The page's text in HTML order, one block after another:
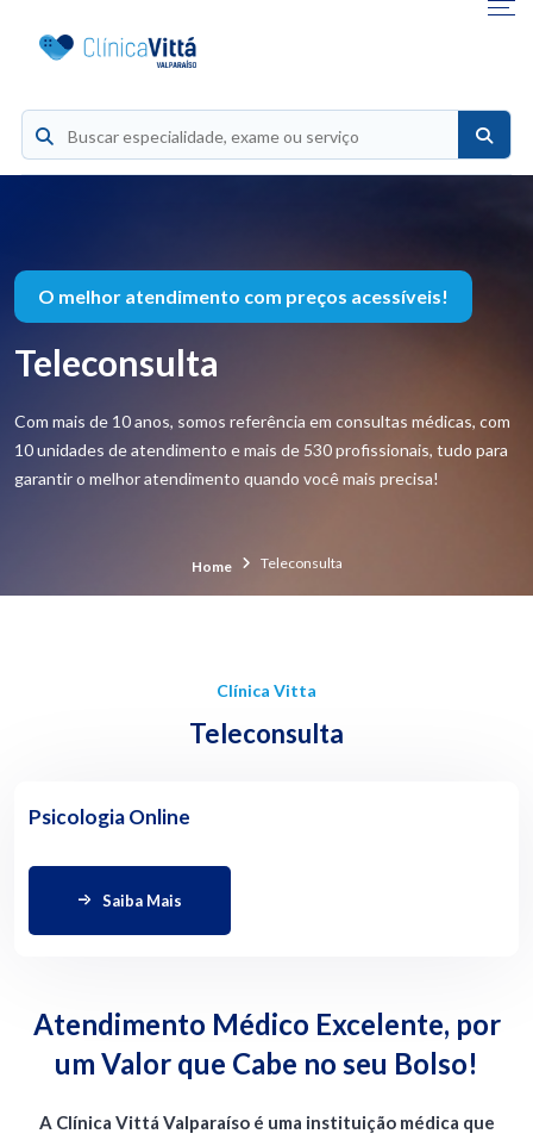
O melhor atendimento com preços acessíveis!
Teleconsulta
Com mais de 10 anos, somos referência em consultas médicas, com
10 unidades de atendimento e mais de 530 profissionais, tudo para
garantir o melhor atendimento quando você mais precisa!
Home Teleconsulta
Clínica Vitta
Teleconsulta
Psicologia Online
Saiba Mais
Atendimento Médico Excelente, por
um Valor que Cabe no seu Bolso!
A Clínica Vittá Valparaíso é uma instituição médica que